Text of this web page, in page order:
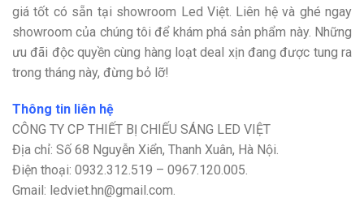
giá tốt có sẵn tại showroom Led Việt. Liên hệ và ghé ngay
showroom của chúng tôi để khám phá sản phẩm này. Những
ưu đãi độc quyền cùng hàng loạt deal xịn đang được tung ra
trong tháng này, đừng bỏ lỡ!
Thông tin liên hệ
CÔNG TY CP THIẾT BỊ CHIẾU SÁNG LED VIỆT
Địa chỉ: Số 68 Nguyễn Xiển, Thanh Xuân, Hà Nội.
Điện thoại: 0932.312.519 – 0967.120.005.
Gmail: ledviet.hn@gmail.com.